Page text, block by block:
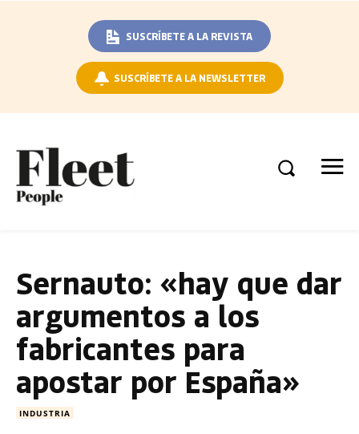
SUSCRÍBETE A LA REVISTA
SUSCRÍBETE A LA NEWSLETTER
Sernauto: «hay que dar
argumentos a los
fabricantes para
apostar por España»
INDUSTRIA